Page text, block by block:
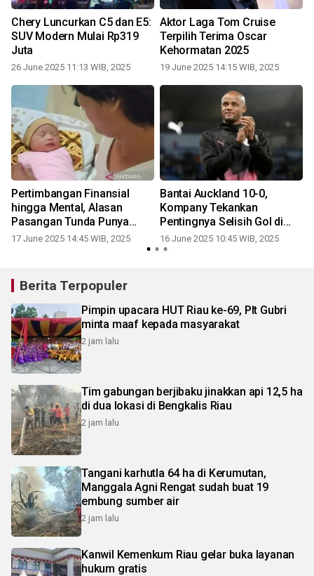
Chery Luncurkan C5 dan E5:
SUV Modern Mulai Rp319
Juta
26 June 2025 11:13 WIB, 2025
Aktor Laga Tom Cruise
Terpilih Terima Oscar
Kehormatan 2025
19 June 2025 14:15 WIB, 2025
Pertimbangan Finansial
hingga Mental, Alasan
Pasangan Tunda Punya
Anak
17 June 2025 14:45 WIB, 2025
Bantai Auckland 10-0,
Kompany Tekankan
Pentingnya Selisih Gol di
Grup Berat
16 June 2025 10:45 WIB, 2025
Berita Terpopuler
Pimpin upacara HUT Riau ke-69, Plt Gubri
minta maaf kepada masyarakat
2 jam lalu
Tim gabungan berjibaku jinakkan api 12,5 ha
di dua lokasi di Bengkalis Riau
2 jam lalu
Tangani karhutla 64 ha di Kerumutan,
Manggala Agni Rengat sudah buat 19
embung sumber air
2 jam lalu
Kanwil Kemenkum Riau gelar buka layanan
hukum gratis